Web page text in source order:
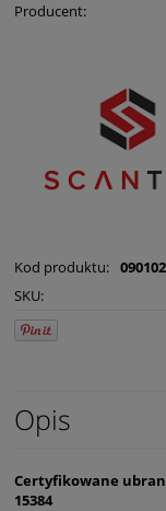
Producent:
Kod produktu:
SKU:
Opis
Certyfikowane
15384